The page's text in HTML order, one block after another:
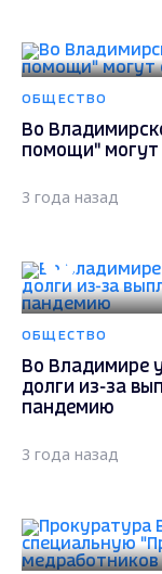
ОБЩЕСТВО
Во
помощи" могут
3 года назад
ОБЩЕСТВО
Во Владимире
долги из-за
пандемию
3 года назад